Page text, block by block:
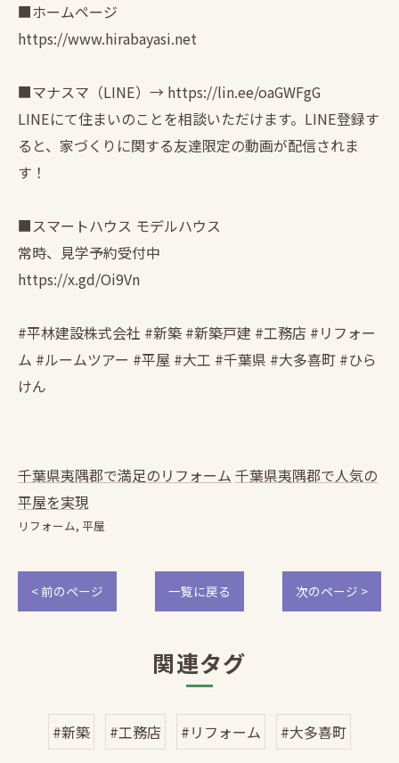
■ホームページ
https://www.hirabayasi.net
■マナスマ（LINE）→ https://lin.ee/oaGWFgG
LINEにて住まいのことを相談いただけます。LINE登録す
ると、家づくりに関する友達限定の動画が配信されま
す！
■スマートハウス モデルハウス
常時、見学予約受付中
https://x.gd/Oi9Vn
#平林建設株式会社 #新築 #新築戸建 #工務店 #リフォー
ム #ルームツアー #平屋 #大工 #千葉県 #大多喜町 #ひら
けん
千葉県夷隅郡で満足のリフォーム 千葉県夷隅郡で人気の
平屋を実現
リフォーム 平屋
< 前のページ 一覧に戻る 次のページ >
関連タグ
#新築 #工務店 #リフォーム #大多喜町